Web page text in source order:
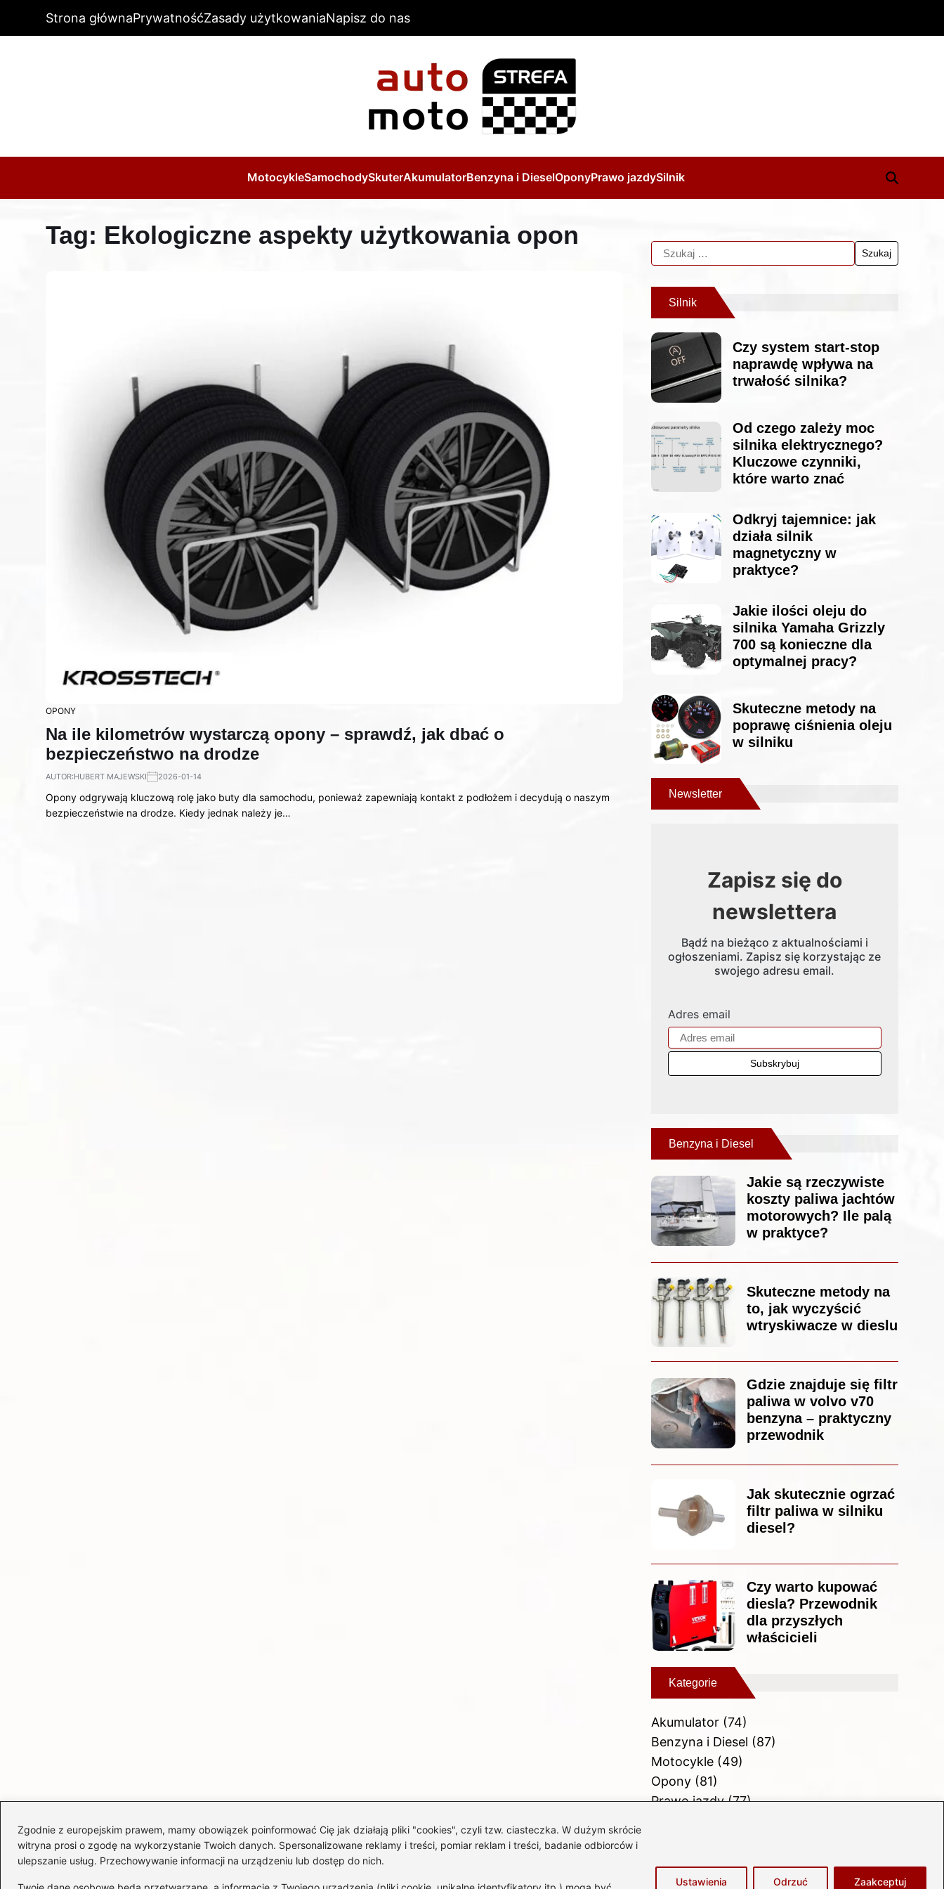
Zgodnie z europejskim prawem, mamy obowiązek poinformować Cię jak działają pliki "cookies", czyli tzw. ciasteczka. W dużym skrócie
witryna prosi o zgodę na wykorzystanie Twoich danych. Spersonalizowane reklamy i treści, pomiar reklam i treści, badanie odbiorców i
ulepszanie usług. Przechowywanie informacji na urządzeniu lub dostęp do nich.
Ustawienia Odrzuć Zaakceptuj
Strona głównaPrywatnośćZasady użytkowaniaNapisz do nas
MotocykleSamochodySkuterAkumulatorBenzyna i DieselOponyPrawo jazdySilnik
Tag: Ekologiczne aspekty użytkowania opon
OPONY
Na ile kilometrów wystarczą opony – sprawdź, jak dbać o
bezpieczeństwo na drodze
AUTOR:HUBERT MAJEWSKI 2026-01-14
Opony odgrywają kluczową rolę jako buty dla samochodu, ponieważ zapewniają kontakt z podłożem i decydują o naszym
bezpieczeństwie na drodze. Kiedy jednak należy je…
Silnik
Czy system start-stop
naprawdę wpływa na
trwałość silnika?
Od czego zależy moc
silnika elektrycznego?
Kluczowe czynniki,
które warto znać
Odkryj tajemnice: jak
działa silnik
magnetyczny w
praktyce?
Jakie ilości oleju do
silnika Yamaha Grizzly
700 są konieczne dla
optymalnej pracy?
Skuteczne metody na
poprawę ciśnienia oleju
w silniku
Newsletter
Zapisz się do
newslettera
Bądź na bieżąco z aktualnościami i
ogłoszeniami. Zapisz się korzystając ze
swojego adresu email.
Adres email
Benzyna i Diesel
Jakie są rzeczywiste
koszty paliwa jachtów
motorowych? Ile palą
w praktyce?
Skuteczne metody na
to, jak wyczyścić
wtryskiwacze w dieslu
Gdzie znajduje się filtr
paliwa w volvo v70
benzyna – praktyczny
przewodnik
Jak skutecznie ogrzać
filtr paliwa w silniku
diesel?
Czy warto kupować
diesla? Przewodnik
dla przyszłych
właścicieli
Kategorie
Akumulator(74)
Benzyna i Diesel (87)
Motocykle(49)
Opony(81)
Prawo jazdy(77)